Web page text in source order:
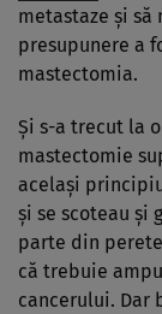
metastaze şi să
presupunere a
mastectomia.
Şi s-a trecut la
mastectomie
acelaşi
şi se scoteau şi
parte din
că trebuie
cancerului. Dar